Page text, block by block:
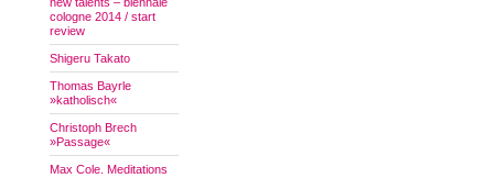
cologne 2014 / start
review
Shigeru Takato
Thomas Bayrle
»katholisch«
Christoph Brech
»Passage«
Max Cole. Meditations